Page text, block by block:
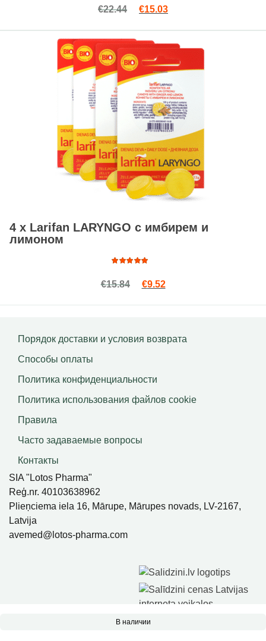
В наличии
4.50
из
€22.44 Первоначальная цена
€15.03Текущая цена:
4 x Larifan LARYNGO с имбирем и
лимоном
4.93
из
€15.84 Первоначальная цена
€9.52Текущая цена: €9.52.
Порядок доставки и условия возврата
Способы оплаты
Политика конфиденциальности
Политика использования файлов сookie
Правила
Часто задаваемые вопросы
Контакты
SIA "Lotos Pharma"
Reģ.nr. 40103638962
Plieņciema iela 16, Mārupe, Mārupes novads, LV-2167,
Latvija
avemed@lotos-pharma.com